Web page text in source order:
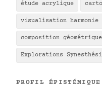
étude acrylique
visualisation harmonie
composition
Explorations
PROFIL ÉPISTÉMIQUE